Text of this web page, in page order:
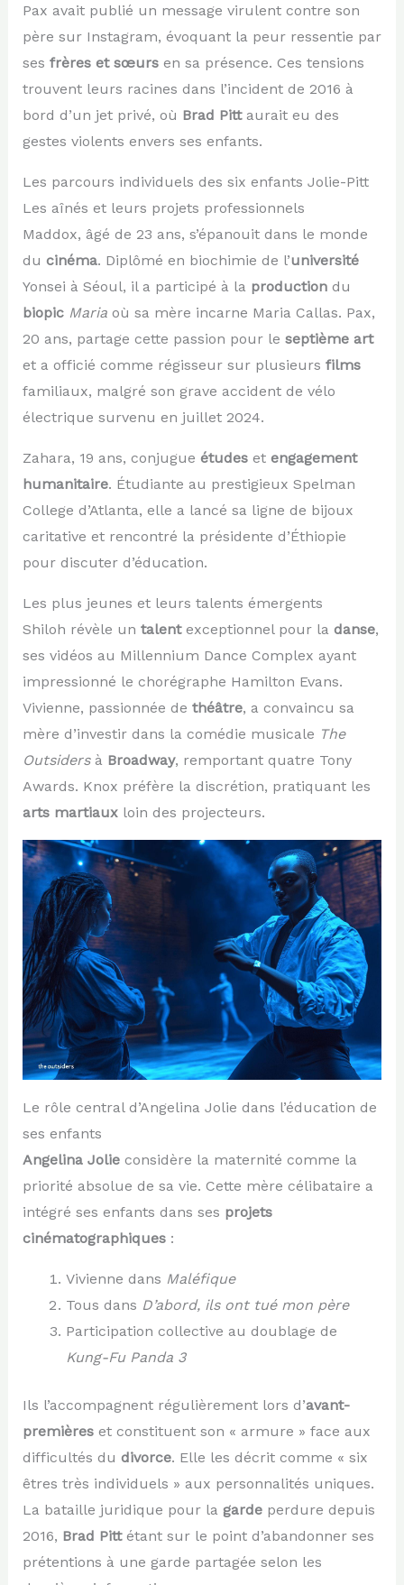
Pax avait publié un message virulent contre son
père sur Instagram, évoquant la peur ressentie par
ses frères et sœursen sa présence. Ces tensions
trouvent leurs racines dans l’incident de 2016 à
bord d’un jet privé, où Brad Pittaurait eu des
gestes violents envers ses enfants.
Les parcours individuels des six enfants Jolie-Pitt
Les aînés et leurs projets professionnels
Maddox, âgé de 23 ans, s’épanouit dans le monde
du cinéma. Diplômé en biochimie de l’université
Yonsei à Séoul, il a participé à la productiondu
biopic Mariaoù sa mère incarne Maria Callas. Pax,
20 ans, partage cette passion pour le septième art
et a officié comme régisseur sur plusieurs films
familiaux, malgré son grave accident de vélo
électrique survenu en juillet 2024.
Zahara, 19 ans, conjugue étudeset engagement
humanitaire. Étudiante au prestigieux Spelman
College d’Atlanta, elle a lancé sa ligne de bijoux
caritative et rencontré la présidente d’Éthiopie
pour discuter d’éducation.
Les plus jeunes et leurs talents émergents
Shiloh révèle un talentexceptionnel pour la danse,
ses vidéos au Millennium Dance Complex ayant
impressionné le chorégraphe Hamilton Evans.
Vivienne, passionnée de théâtre, a convaincu sa
mère d’investir dans la comédie musicale The
Outsidersà Broadway, remportant quatre Tony
Awards. Knox préfère la discrétion, pratiquant les
arts martiauxloin des projecteurs.
Le rôle central d’Angelina Jolie dans l’éducation de
ses enfants
Angelina Jolieconsidère la maternité comme la
priorité absolue de sa vie. Cette mère célibataire a
intégré ses enfants dans ses projets
cinématographiques:
Vivienne dans Maléfique
Tous dans D’abord, ils ont tué mon père
Participation collective au doublage de
Kung-Fu Panda 3
Ils l’accompagnent régulièrement lors d’avant-
premièreset constituent son « armure » face aux
difficultés du divorce. Elle les décrit comme « six
êtres très individuels » aux personnalités uniques.
La bataille juridique pour la gardeperdure depuis
2016, Brad Pittétant sur le point d’abandonner ses
prétentions à une garde partagée selon les